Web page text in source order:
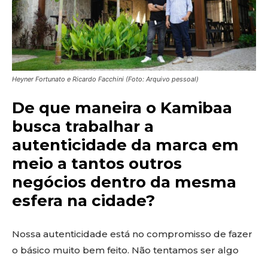
Heyner Fortunato e Ricardo Facchini (Foto: Arquivo pessoal)
De que maneira o Kamibaa
busca trabalhar a
autenticidade da marca em
meio a tantos outros
negócios dentro da mesma
esfera na cidade?
Nossa autenticidade está no compromisso de fazer
o básico muito bem feito. Não tentamos ser algo